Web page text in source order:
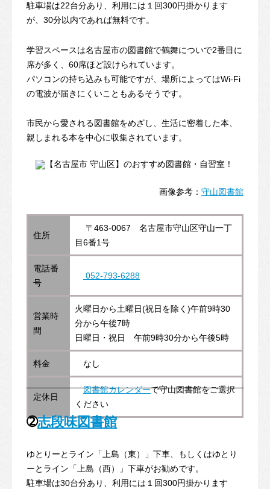
駐車場は22台分あり、利用には１回300円掛かります
が、30分以内であれば無料です。
学習スペースは名古屋市の図書館で鶴舞についで2番目に
席が多く、60席ほど設けられています。
パソコンの持ち込みも可能ですが、場所によってはWi-Fi
の電波が届きにくいこともあるそうです。
市民から愛される図書館をめざし、生活に密着した本、
親しまれる本を中心に収集されています。
画像参考： 守山図書館
住所
〒463-0067 名古屋市守山区守山一丁
目6番1号
電話番
号
052-793-6288
営業時
間
火曜日から土曜日(祝日を除く)午前9時30
分から午後7時
日曜日・祝日 午前9時30分から午後5時
料金 なし
定休日
図書館カレンダーで守山図書館をご選択
ください
➁志段味図書館
ゆとりーとライン「上島（東）」下車、もしくはゆとり
ーとライン「上島（西）」下車がお勧めです。
駐車場は30台分あり、利用には１回300円掛かります